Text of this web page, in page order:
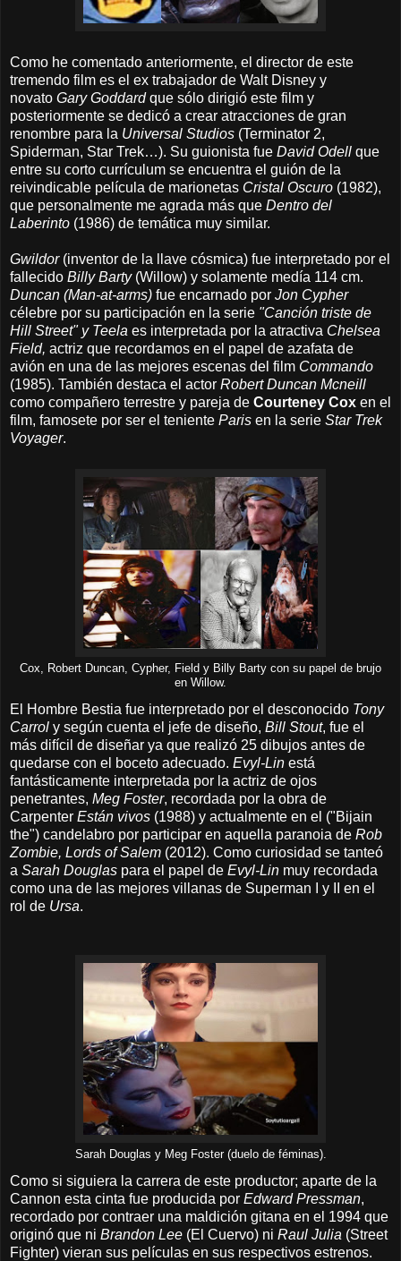
Como he comentado anteriormente, el director de este
tremendo film es el ex trabajador de Walt Disney y
novato Gary Goddardque sólo dirigió este film y
posteriormente se dedicó a crear atracciones de gran
renombre para la Universal Studios (Terminator 2,
Spiderman, Star Trek…). Su guionista fue David Odell que
entre su corto currículum se encuentra el guión de la
reivindicable película de marionetas Cristal Oscuro (1982),
que personalmente me agrada más que Dentro del
Laberinto (1986) de temática muy similar.
Gwildor (inventor de la llave cósmica) fue interpretado por el
fallecido Billy Barty(Willow) y solamente medía 114 cm.
Duncan (Man-at-arms) fue encarnado por Jon Cypher
célebre por su participación en la serie "Canción triste de
Hill Street" y Teela es interpretada por la atractiva Chelsea
Field, actriz que recordamos en el papel de azafata de
avión en una de las mejores escenas del film Commando
(1985). También destaca el actor Robert Duncan Mcneill
como compañero terrestre y pareja de Courteney Cox en el
film, famosete por ser el teniente Paris en la serie Star Trek
Voyager.
Cox, Robert Duncan, Cypher, Field y Billy Barty con su papel de brujo
en Willow.
El Hombre Bestia fue interpretado por el desconocido Tony
Carrol y según cuenta el jefe de diseño, Bill Stout, fue el
más difícil de diseñar ya que realizó 25 dibujos antes de
quedarse con el boceto adecuado. Evyl-Lin está
fantásticamente interpretada por la actriz de ojos
penetrantes, Meg Foster, recordada por la obra de
Carpenter Están vivos (1988) y actualmente en el ("Bijain
the") candelabro por participar en aquella paranoia de Rob
Zombie, Lords of Salem (2012). Como curiosidad se tanteó
a Sarah Douglas para el papel de Evyl-Lin muy recordada
como una de las mejores villanas de Superman I y II en el
rol de Ursa.
Sarah Douglas y Meg Foster (duelo de féminas).
Como si siguiera la carrera de este productor; aparte de la
Cannon esta cinta fue producida por Edward Pressman,
recordado por contraer una maldición gitana en el 1994 que
originó que ni Brandon Lee (El Cuervo) ni Raul Julia (Street
Fighter) vieran sus películas en sus respectivos estrenos.